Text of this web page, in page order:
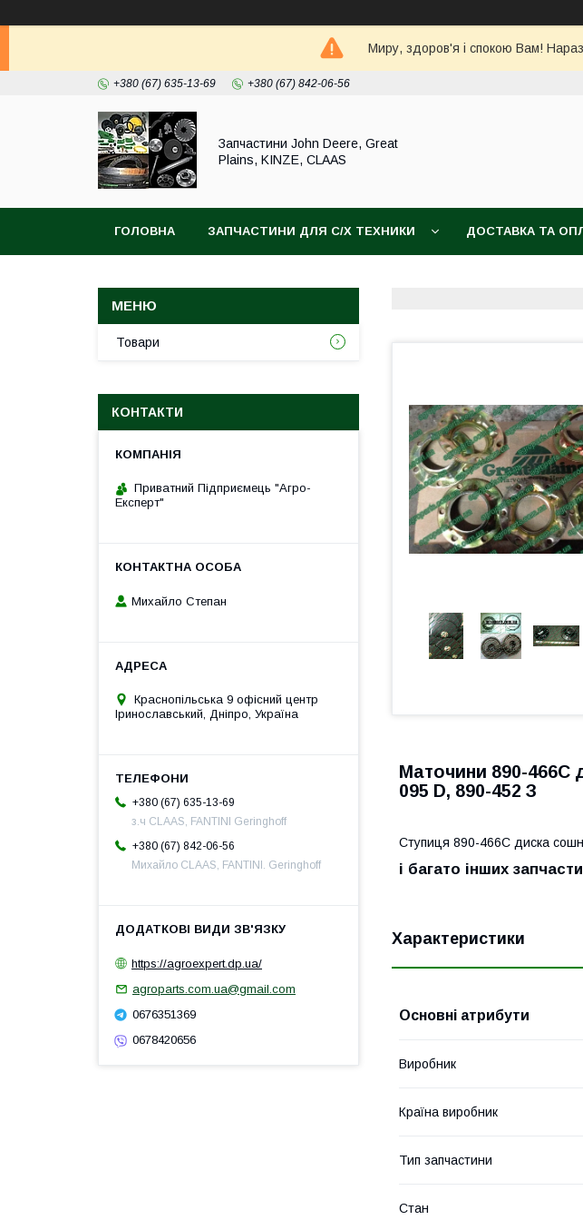
Миру, здоров'я і спокою Вам!
+380 (67) 635-13-69 +380 (67) 842-06-56
Запчастини John Deere, Great
Plains, KINZE, CLAAS
ГОЛОВНА ЗАПЧАСТИНИ ДЛЯ С/Х ТЕХНИКИ ДОСТАВКА ТА
Маточини 890-466С
095 D, 890-452 З
Ступиця 890-466C диска
і багато інших
Характеристики
Основні атрибути
Виробник
Країна виробник
Тип запчастини
Стан
Товари
КОНТАКТИ
Приватний Підприємець "Агро-
Експерт"
Михайло Степан
Краснопільська 9 офісний центр
Іринославський, Дніпро, Україна
+380 (67) 635-13-69
з.ч CLAAS, FANTINI Geringhoff
+380 (67) 842-06-56
Михайло CLAAS, FANTINI. Geringhoff
https://agroexpert.dp.ua/
agroparts.com.ua@gmail.com
0676351369
0678420656